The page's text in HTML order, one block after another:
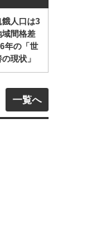
餓人口は3
間格差
年の「世
現状」
一覧へ